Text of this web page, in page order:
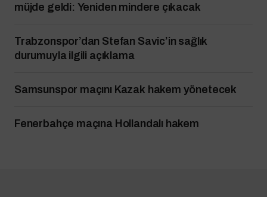
müjde geldi: Yeniden mindere çıkacak
Trabzonspor’dan Stefan Savic’in sağlık
durumuyla ilgili açıklama
Samsunspor maçını Kazak hakem yönetecek
Fenerbahçe maçına Hollandalı hakem